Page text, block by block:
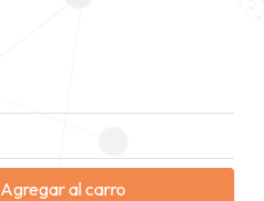
Agregaral carro